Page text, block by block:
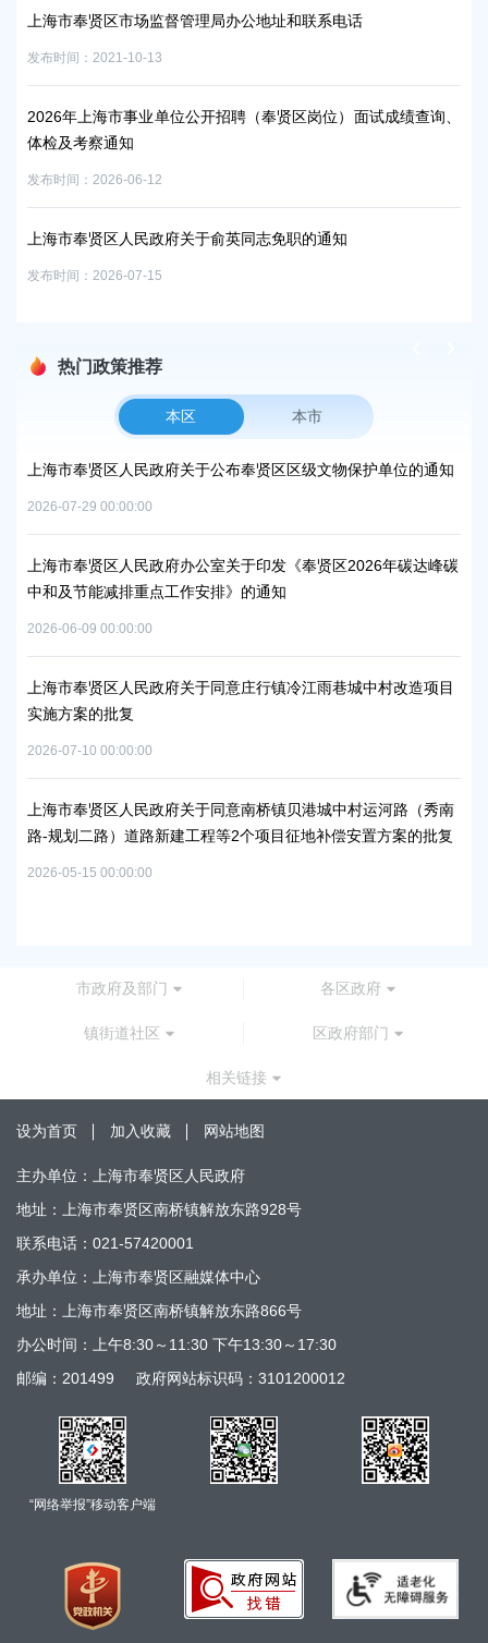
上海市奉贤区市场监督管理局办公地址和联系电话
发布时间：2021-10-13
2026年上海市事业单位公开招聘（奉贤区岗位）面试成绩查询、
体检及考察通知
发布时间：2026-06-12
上海市奉贤区人民政府关于俞英同志免职的通知
发布时间：2026-07-15
热门政策推荐
本区 本市
上海市奉贤区人民政府关于公布奉贤区区级文物保护单位的通知
2026-07-29 00:00:00
上海市奉贤区人民政府办公室关于印发《奉贤区2026年碳达峰碳
中和及节能减排重点工作安排》的通知
2026-06-09 00:00:00
上海市奉贤区人民政府关于同意庄行镇冷江雨巷城中村改造项目
实施方案的批复
2026-07-10 00:00:00
上海市奉贤区人民政府关于同意南桥镇贝港城中村运河路（秀南
路-规划二路）道路新建工程等2个项目征地补偿安置方案的批复
2026-05-15 00:00:00
市政府及部门 各区政府
镇街道社区 区政府部门
相关链接
设为首页 加入收藏 网站地图
主办单位：上海市奉贤区人民政府
地址：上海市奉贤区南桥镇解放东路928号
联系电话：021-57420001
承办单位：上海市奉贤区融媒体中心
地址：上海市奉贤区南桥镇解放东路866号
办公时间：上午8:30～11:30 下午13:30～17:30
邮编：201499
政府网站标识码：3101200012
“网络举报”移动客户端